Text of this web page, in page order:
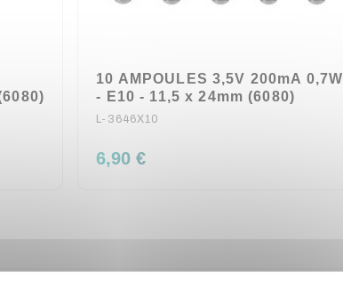
10 AMPOULES 3,5V 200mA 0,7W
- E10 - 11,5 x 24mm (6080)
L-3646X10
6,90 €